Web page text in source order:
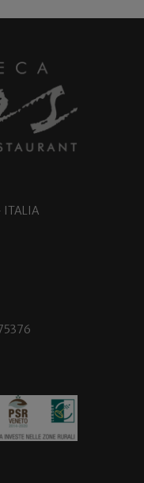
ITALIA